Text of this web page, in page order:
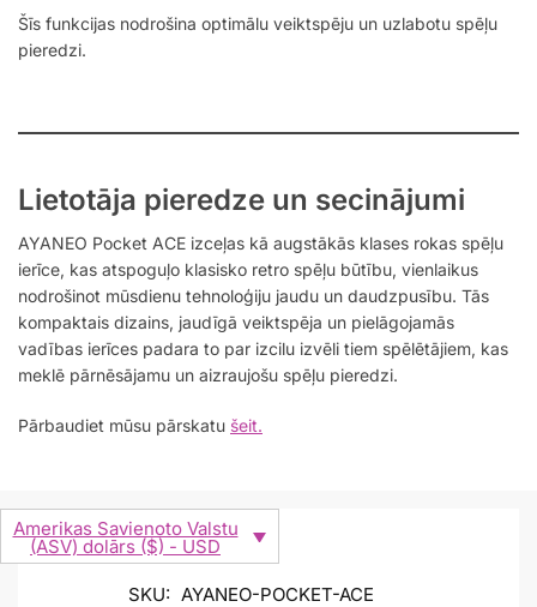
Šīs funkcijas nodrošina optimālu veiktspēju un uzlabotu spēļu
pieredzi.
Lietotāja pieredze un secinājumi
AYANEO Pocket ACE izceļas kā augstākās klases rokas spēļu
ierīce, kas atspoguļo klasisko retro spēļu būtību, vienlaikus
nodrošinot mūsdienu tehnoloģiju jaudu un daudzpusību. Tās
kompaktais dizains, jaudīgā veiktspēja un pielāgojamās
vadības ierīces padara to par izcilu izvēli tiem spēlētājiem, kas
meklē pārnēsājamu un aizraujošu spēļu pieredzi.
Pārbaudiet mūsu pārskatu šeit.
Amerikas Savienoto Valstu
(ASV) dolārs ($) - USD
SKU: AYANEO-POCKET-ACE